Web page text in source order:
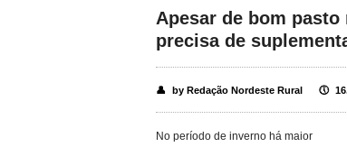
Apesar de bom
precisa de
👤 by Redação Nordeste Rural 🕔
No período de inverno há maior